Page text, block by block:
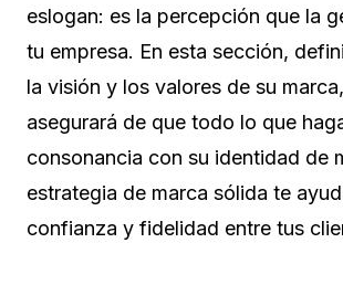
eslogan: es la percepción que la
tu empresa. En esta sección,
la visión y los valores de su
asegurará de que todo lo que
consonancia con su identidad de
estrategia de marca sólida te
confianza y fidelidad entre tus